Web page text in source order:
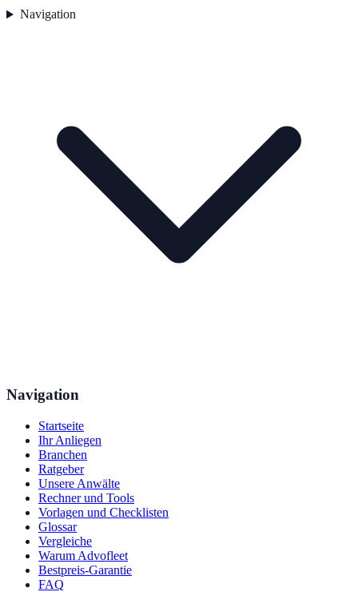
Navigation
Navigation
Startseite
Ihr Anliegen
Branchen
Ratgeber
Unsere Anwälte
Rechner und Tools
Vorlagen und Checklisten
Glossar
Vergleiche
Warum Advofleet
Bestpreis-Garantie
FAQ